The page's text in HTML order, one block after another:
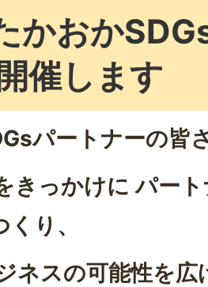
かおか
催します
パートナーの皆
きっかけに パー
り、
ネスの可能性を